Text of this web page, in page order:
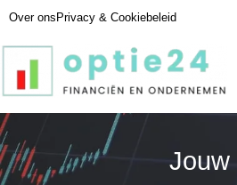
Over ons Privacy & Cookiebeleid
Jouw